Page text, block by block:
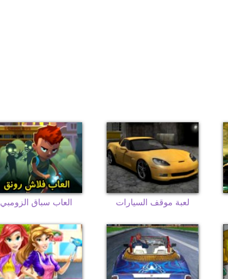
لعبة موقف السيارات العاب سباق الزومبي